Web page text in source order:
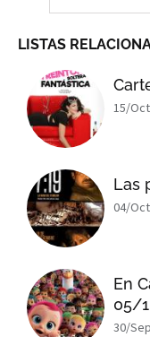
LISTAS
15/
Las
04/
En
05/
30/